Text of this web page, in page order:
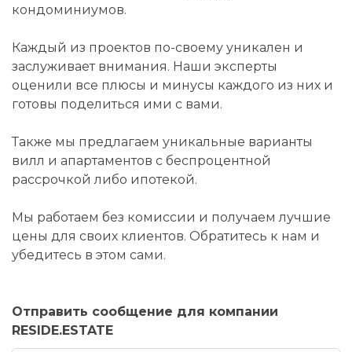
кондоминиумов.
Каждый из проектов по-своему уникален и
заслуживает внимания. Наши эксперты
оценили все плюсы и минусы каждого из них и
готовы поделиться ими с вами.
Также мы предлагаем уникальные варианты
вилл и апартаментов с беспроцентной
рассрочкой либо ипотекой.
Мы работаем без комиссии и получаем лучшие
цены для своих клиентов. Обратитесь к нам и
убедитесь в этом сами.
Отправить сообщение для компании
RESIDE.ESTATE